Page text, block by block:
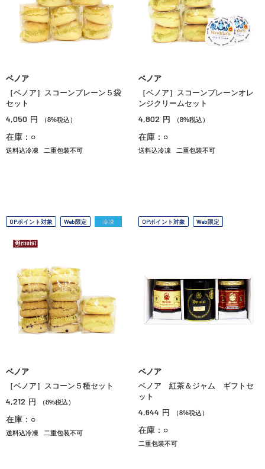
ベノア
［ベノア］スコーンプレーン５袋
セット
4,050 円 （8%税込）
在庫：○
送料込冷凍 二重包装不可
ベノア
［ベノア］スコーンプレーンオレ
ンジクリームセット
4,802 円 （8%税込）
在庫：○
送料込冷凍 二重包装不可
OPポイント対象 Web限定 冷凍
ベノア
［ベノア］スコーン５種セット
4,212 円 （8%税込）
在庫：○
送料込冷凍 二重包装不可
OPポイント対象 Web限定
ベノア
ベノア 紅茶＆ジャム ギフトセ
ット
4,644 円 （8%税込）
在庫：○
二重包装不可